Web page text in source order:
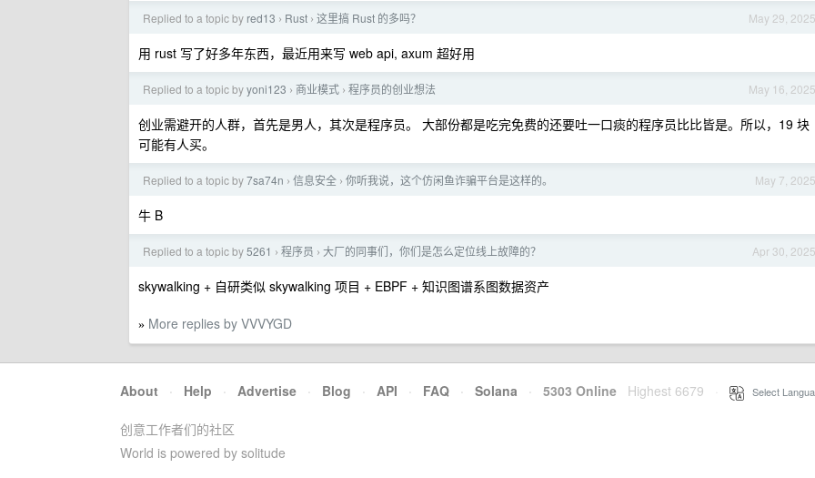
May 29, 2025
Replied to a topic by red13 › Rust › 这里搞 Rust 的多吗？
用 rust 写了好多年东西，最近用来写 web api, axum 超好用
May 16, 2025
Replied to a topic byyoni123 › 商业模式 › 程序员的创业想法
创业需避开的人群，首先是男人，其次是程序员。 大部份都是吃完免费的还要吐一口痰的程序员比比皆是。所以，19 块
可能有人买。
May 7, 2025
Replied to a topic by7sa74n › 信息安全 › 你听我说，这个仿闲鱼诈骗平台是这样的。
牛 B
Apr 30, 2025
Replied to a topic by5261 › 程序员 › 大厂的同事们，你们是怎么定位线上故障的？
skywalking + 自研类似 skywalking 项目 + EBPF + 知识图谱系图数据资产
» More replies by VVVYGD
About · Help · Advertise · Blog · API · FAQ · Solana · 5303 Online Highest 6679 Select
创意工作者们的社区
World is powered by solitude